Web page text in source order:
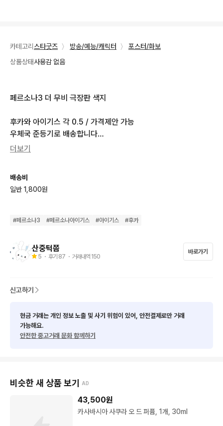
카테고리 스타굿즈 〉 방송/예능/캐릭터 〉
포스터/화보
상품상태사용감 없음
페르소나3 더 무비 극장판 색지
후카와 아이기스 각 0.5 / 가격제안 가능
우체국 준등기로 배송합니다
일괄은 0.7
더보기
배송비
일반 1,800원
#페르소나3 #페르소나아이기스 #아이기스 #후카
산중턱쯤
5 ・ 후기 87 ・ 거래내역 150
바로가기
신고하기
현금 거래는 개인 정보 노출 및 사기 위험이 있어, 안전결제로만 거래
가능해요.
안전한 중고거래 문화 함께하기
비슷한 새 상품 보기 AD
43,500원
카사바시아 사쿠라 오 드 퍼퓸, 1개, 30ml